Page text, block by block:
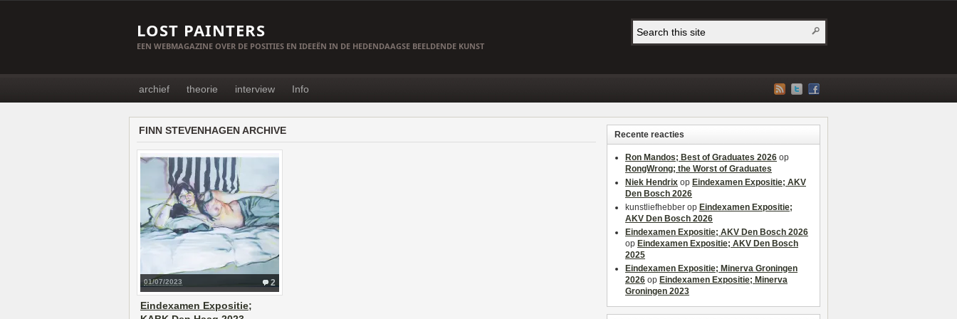
LOST PAINTERS
EEN WEBMAGAZINE OVER DE POSITIES EN IDEEËN IN DE HEDENDAAGSE BEELDENDE KUNST
archief theorie interview Info
FINN STEVENHAGEN ARCHIVE
2
01/07/2023
Eindexamen Expositie;
Recente reacties
Ron Mandos; Best of Graduates 2026 op
RongWrong; the Worst of Graduates
Niek Hendrix op Eindexamen Expositie; AKV
Den Bosch 2026
kunstliefhebber op Eindexamen Expositie;
AKV Den Bosch 2026
Eindexamen Expositie; AKV Den Bosch 2026
op Eindexamen Expositie; AKV Den Bosch
2025
Eindexamen Expositie; Minerva Groningen
2026 op Eindexamen Expositie; Minerva
Groningen 2023